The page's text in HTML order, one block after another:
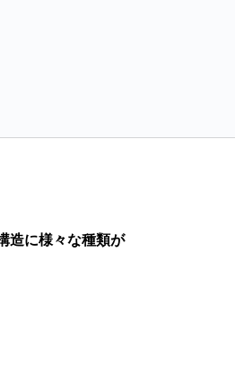
造に様々な種類が